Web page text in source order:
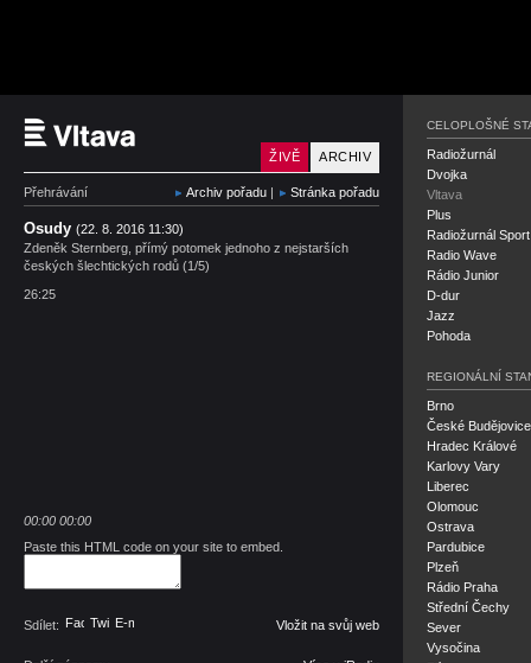
Český rozhlas Vltava
ARCHIV
ŽIVĚ
Přehrávání Archiv pořadu | Stránka pořadu
Osudy (22. 8. 2016 11:30)
Zdeněk Sternberg, přímý potomek jednoho z nejstarších
českých šlechtických rodů (1/5)
26:25
00:00 00:00
Paste this HTML code on your site to embed.
Sdílet: Facebook
TwitterE-mail Vložit na svůj web
CELOPLOŠNÉ
Radiožurnál
Dvojka
Vltava
Plus
Radiožurnál Sport
Radio Wave
Rádio Junior
D-dur
Jazz
Pohoda
REGIONÁLNÍ
Brno
České Budějovice
Hradec Králové
Karlovy Vary
Liberec
Olomouc
Ostrava
Pardubice
Plzeň
Rádio Praha
Střední Čechy
Sever
Vysočina